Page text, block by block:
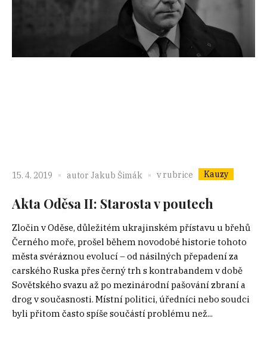
15. 4. 2019 autor Jakub Šimák v rubrice Kauzy
Akta Oděsa II: Starosta v poutech
Zločin v Oděse, důležitém ukrajinském přístavu u břehů
Černého moře, prošel během novodobé historie tohoto
města svéráznou evolucí – od násilných přepadení za
carského Ruska přes černý trh s kontrabandem v době
Sovětského svazu až po mezinárodní pašování zbraní a
drog v současnosti. Místní politici, úředníci nebo soudci
byli přitom často spíše součástí problému než...